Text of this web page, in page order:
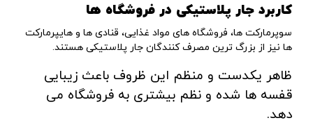
کاربرد جار پلاستیکی در فروشگاه ها
سوپرمارکت ها، فروشگاه های مواد غذایی، قنادی ها و هایپرمارکت
ها نیز از بزرگ ترین مصرف کنندگان جار پلاستیکی هستند.
ظاهر یکدست و منظم این ظروف باعث زیبایی
قفسه ها شده و نظم بیشتری به فروشگاه می
دهد.